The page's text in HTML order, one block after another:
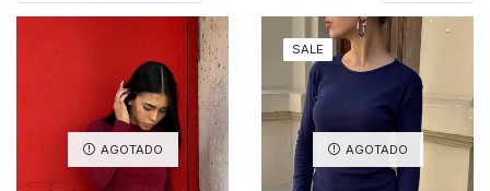
AGOTADO
SALE
AGOTADO